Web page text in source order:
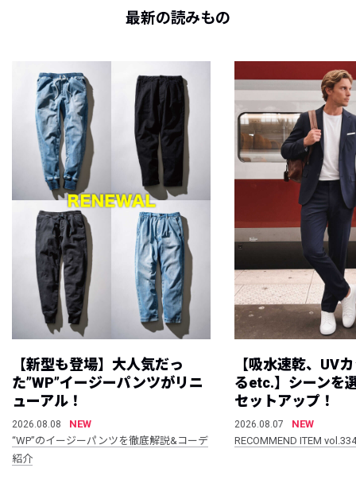
最新の読みもの
【新型も登場】大人気だっ
た”WP”イージーパンツがリニ
ューアル！
2026.08.08
NEW
“WP”のイージーパンツを徹底解説&コーデ
紹介
【吸水速乾、UV
るetc.】シーンを
セットアップ！
2026.08.07
NEW
RECOMMEND ITEM vol.334